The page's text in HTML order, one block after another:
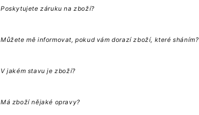
Poskytujete záruku na zboží?
Můžete mě informovat, pokud vám dorazí zboží, které sháním?
V jakém stavu je zboží?
Má zboží nějaké opravy?